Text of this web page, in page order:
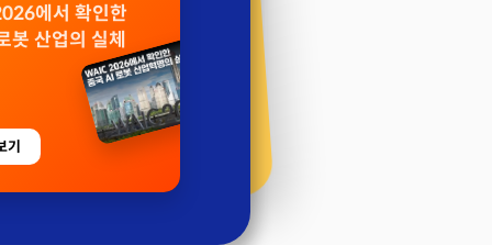
에서 확인한
봇 산업의 실체
기